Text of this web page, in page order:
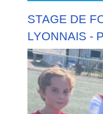
STAGE DE
LYONNAIS -